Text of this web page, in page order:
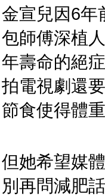
金宣兒因6年
包師傅深植
年壽命的絕
拍電視劇還
節食使得體
但她希望媒
別再問減肥